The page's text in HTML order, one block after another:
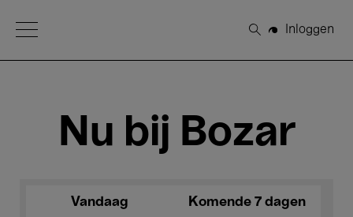
Open Menu
Zoeken
Inloggen
Nu bij Bozar
Vandaag Komende 7 dagen